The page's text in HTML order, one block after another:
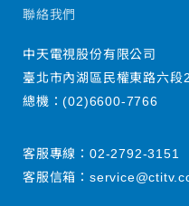
聯絡我們
中天電視股份有限公司
臺北市內湖區民權東路六段
總機：(02)6600-7766
客服專線： 02-2792-3151
客服信箱：